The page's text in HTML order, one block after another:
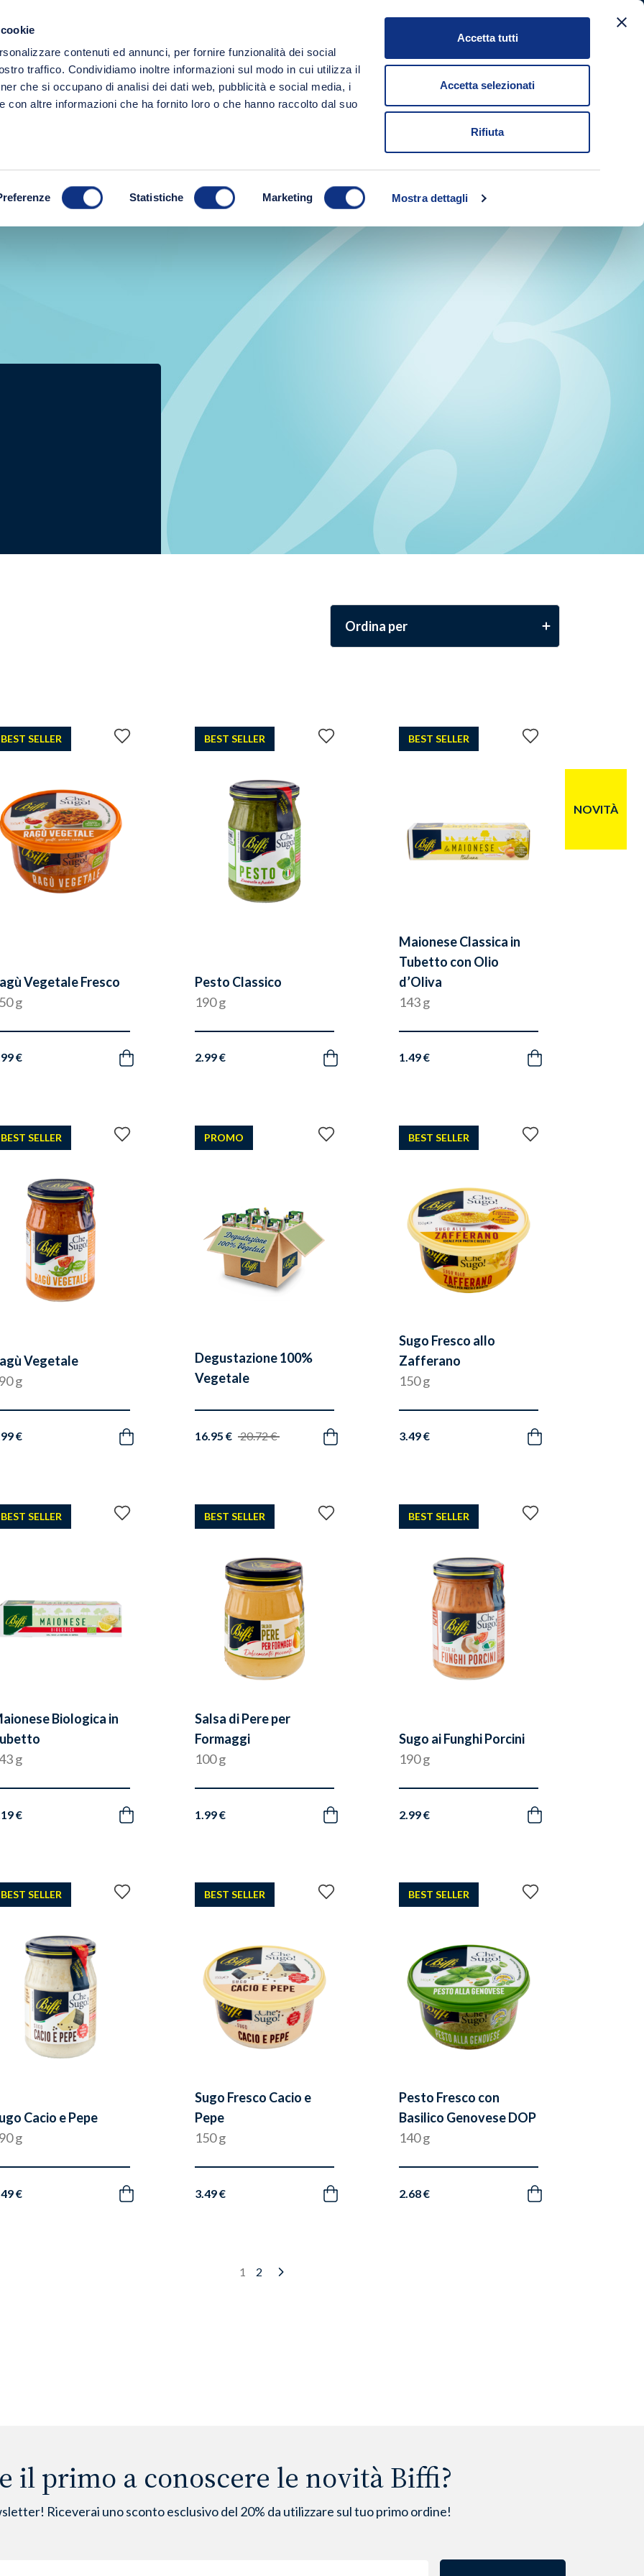
contenuti ed annunci, per fornire funzionalità dei social
traffico. Condividiamo inoltre informazioni sul modo in cui utilizza il
che si occupano di analisi dei dati web, pubblicità e social media, i
con altre informazioni che ha fornito loro o che hanno raccolto dal suo
Statistiche Marketing Mostra dettagli
Accetta tutti
Accetta selezionati
Rifiuta
LINEE FRESCHI IDEE REGALO
Ricerca
Login/Registrati Carrello
NOVITÀ
Ordina per
Vegetale Fresco
g
€ Acquista
BEST SELLER
Aggiungi
Pesto Classico
190 g
2.99 € Acquista
BEST SELLER
Aggiungi
Maionese Classica in
Tubetto con Olio
d’Oliva
143 g
1.49 € Acquista
BEST SELLER
Aggiungi
Vegetale
g
€ Acquista
BEST SELLER
Aggiungi
Degustazione 100%
Vegetale
16.95 € 20.72 € Acquista
PROMO
Aggiungi
Sugo Fresco allo
Zafferano
150 g
3.49 € Acquista
BEST SELLER
Aggiungi
Biologica in
g
€ Acquista
BEST SELLER
Aggiungi
Salsa di Pere per
Formaggi
100 g
1.99 € Acquista
BEST SELLER
Aggiungi
Sugo ai Funghi Porcini
190 g
2.99 € Acquista
BEST SELLER
Aggiungi
Cacio e Pepe
g
€ Acquista
BEST SELLER
Aggiungi
Sugo Fresco Cacio e
Pepe
150 g
3.49 € Acquista
BEST SELLER
Aggiungi
Pesto Fresco con
Basilico Genovese DOP
140 g
2.68 € Acquista
BEST SELLER
Aggiungi
1 2
Next
il primo a conoscere le novità Biffi?
Riceverai uno sconto esclusivo del 20% da utilizzare sul tuo primo ordine!